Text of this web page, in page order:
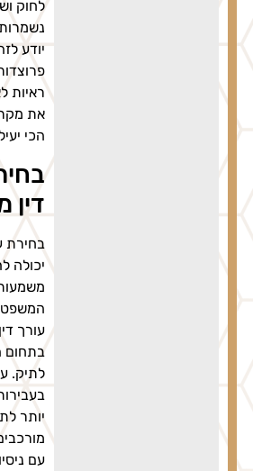
לחוק
נשמרות.
יודע
ראיות לא
את מקרה
הכי יעילה.
דין
בחירת
יכולה
משמעותי
המשפט.
עורך דין
בתחום
לתיק.
בעבירות
יותר
מורכבים,
עם